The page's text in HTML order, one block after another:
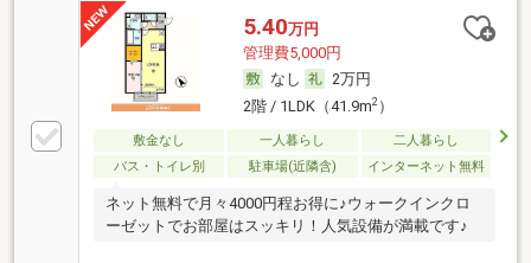
5.40万円
管理費5,000円
なし
2万円
2階 / 1LDK（41.9m2）
敷金なし 一人暮らし
二人暮らし
バス・トイレ別
駐車場(近隣含) インターネット無料
ネット無料で月々4000円程お得に♪ウォークインクロ
ーゼットでお部屋はスッキリ！人気設備が満載です♪